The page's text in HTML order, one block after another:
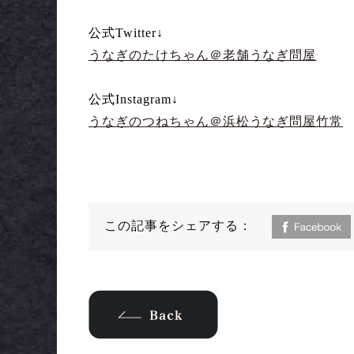
公式Twitter↓
うなぎのたけちゃん＠老舗うなぎ問屋
公式Instagram↓
うなぎのつねちゃん＠浜松うなぎ問屋竹常
この記事をシェアする：